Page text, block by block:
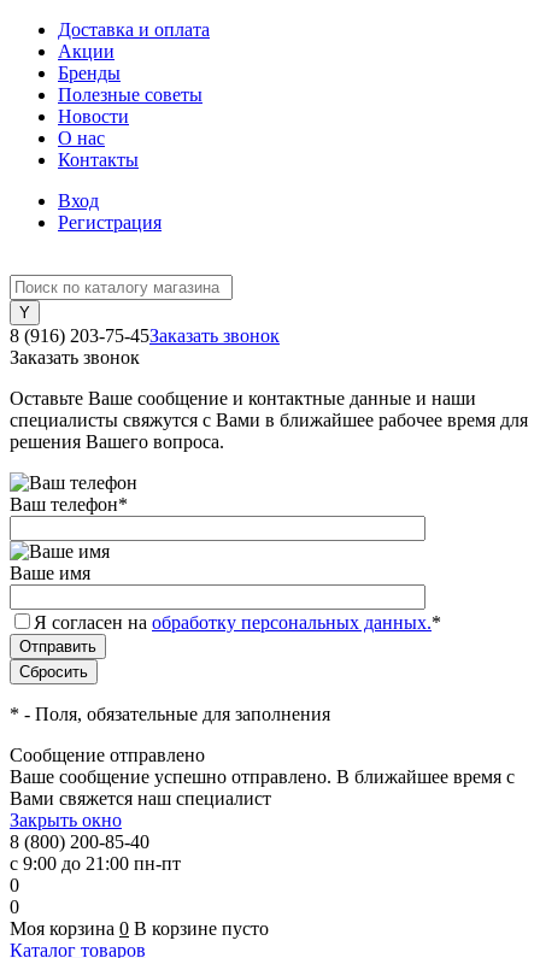
Доставка и оплата
Акции
Бренды
Полезные советы
Новости
О нас
Контакты
Вход
Регистрация
8 (916) 203-75-45Заказать звонок
Заказать звонок
Оставьте Ваше сообщение и контактные данные и наши
специалисты свяжутся с Вами в ближайшее рабочее время для
решения Вашего вопроса.
Ваш телефон*
Ваше имя
Я согласен на обработку персональных данных.*
* - Поля, обязательные для заполнения
Сообщение отправлено
Ваше сообщение успешно отправлено. В ближайшее время с
Вами свяжется наш специалист
Закрыть окно
8 (800) 200-85-40
с 9:00 до 21:00 пн-пт
0
0
Моя корзина 0 В корзине пусто
Каталог товаров